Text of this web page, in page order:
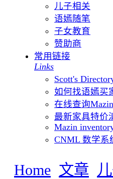
儿子相关
语嫣随笔
子女教育
赞助商
常用链接
Links
Scott's
如何找语嫣买
在线查询
最新家具特价
Mazin
CNML 数学系
Home 文章